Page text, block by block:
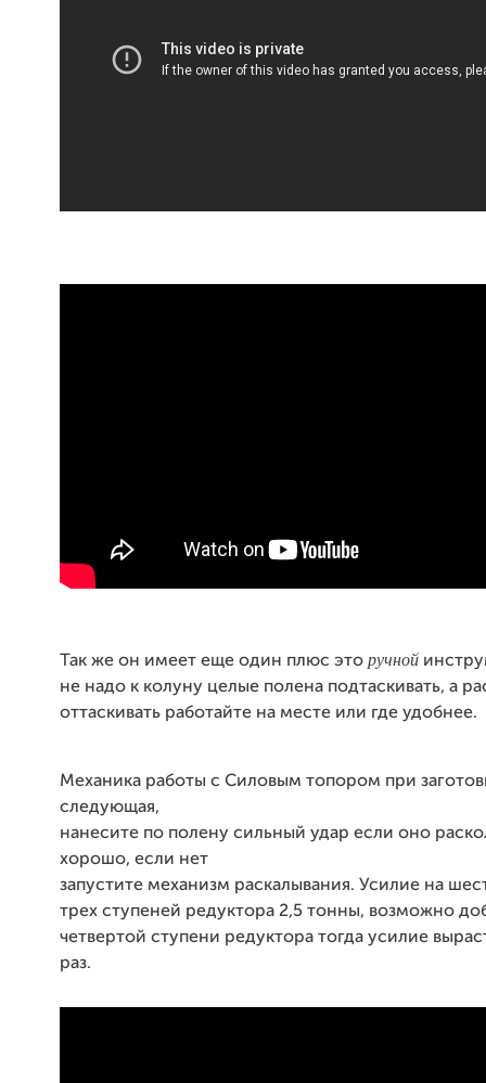
Так же он имеет еще один плюс это ручной
не надо к колуну целые полена подтаскивать, а
оттаскивать работайте на месте или где удобнее.
Механика работы с Силовым топором при
следующая,
нанесите по полену сильный удар если оно
хорошо, если нет
запустите механизм раскалывания. Усилие на
трех ступеней редуктора 2,5 тонны, возможно
четвертой ступени редуктора тогда усилие
раз.